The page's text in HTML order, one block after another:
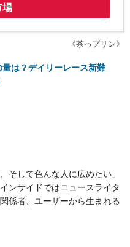
場
《茶っプリン》
量は？デイリーレース新難
そして色んな人に広めたい」
ンサイドではニュースライタ
係者、ユーザーから生まれる